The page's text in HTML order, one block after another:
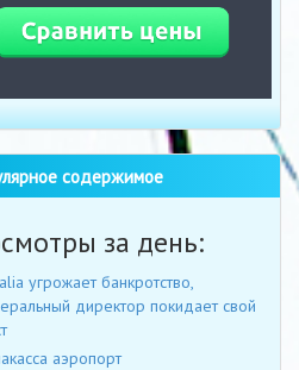
содержимое
за день:
угрожает банкротство,
директор покидает свой
аэропорт